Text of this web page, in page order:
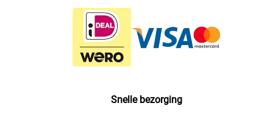
Snelle bezorging